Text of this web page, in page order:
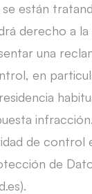
están
derecho a la
una
en
de control
de